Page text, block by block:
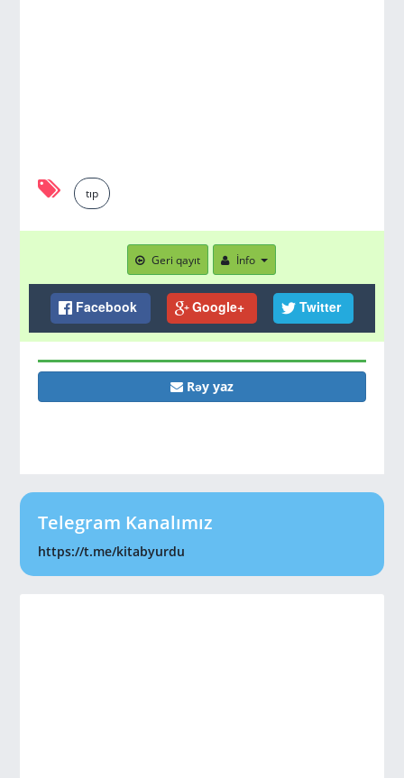
tıp
Geri qayıt İnfo
Facebook Google+ Twitter
Rəy yaz
Telegram Kanalımız
https://t.me/kitabyurdu